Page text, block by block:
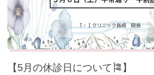
【5月の休診日について🎏】